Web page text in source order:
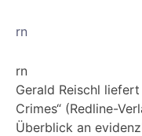
rn
rn
Gerald Reischl
Crimes“ (Redline-
Überblick an